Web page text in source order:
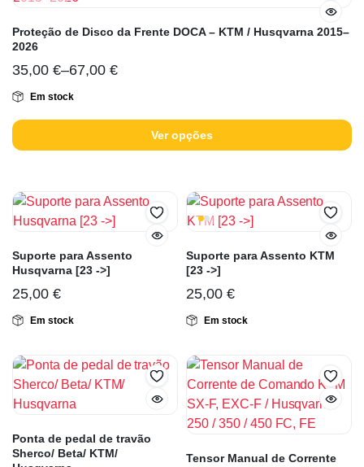
Proteção de Disco da Frente DOCA – KTM / Husqvarna 2015–
2026
35,00 €–67,00 €
Em stock
Ver opções
Suporte para Assento
Husqvarna [23 ->]
25,00 €
Em stock
Suporte para Assento KTM
[23 ->]
25,00 €
Em stock
Ponta de pedal de travão
Sherco/ Beta/ KTM/
Tensor Manual de Corrente